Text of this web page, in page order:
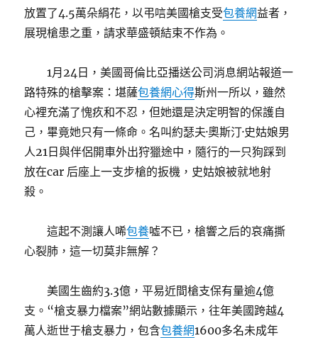
放置了4.5萬朵絹花，以弔唁美國槍支受包養網益者，
展現槍患之重，請求華盛頓結束不作為。
1月24日，美國哥倫比亞播送公司消息網站報道一
路特殊的槍擊案：堪薩包養網心得斯州一所以，雖然
心裡充滿了愧疚和不忍，但她還是決定明智的保護自
己，畢竟她只有一條命。名叫約瑟夫·奧斯汀·史姑娘男
人21日與伴侶開車外出狩獵途中，隨行的一只狗踩到
放在car 后座上一支步槍的扳機，史姑娘被就地射
殺。
這起不測讓人唏包養噓不已，槍響之后的哀痛撕
心裂肺，這一切莫非無解？
美國生齒約3.3億，平易近間槍支保有量逾4億
支。“槍支暴力檔案”網站數據顯示，往年美國跨越4
萬人逝世于槍支暴力，包含包養網1600多名未成年